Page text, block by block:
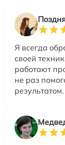
Я всегда
своей
работают
не раз